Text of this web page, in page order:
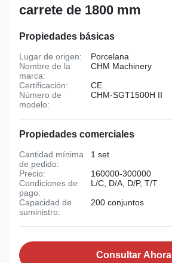
carrete de 1800 mm
Propiedades básicas
Lugar de origen:
Porcelana
Nombre de la
marca:
CHM Machinery
Certificación:
CE
Número de
modelo:
CHM-SGT1500H II
Propiedades comerciales
Cantidad mínima
de pedido:
1 set
Precio:
160000-300000
Condiciones de
pago:
L/C, D/A, D/P, T/T
Capacidad de
suministro:
200 conjuntos
Consultar Ahora